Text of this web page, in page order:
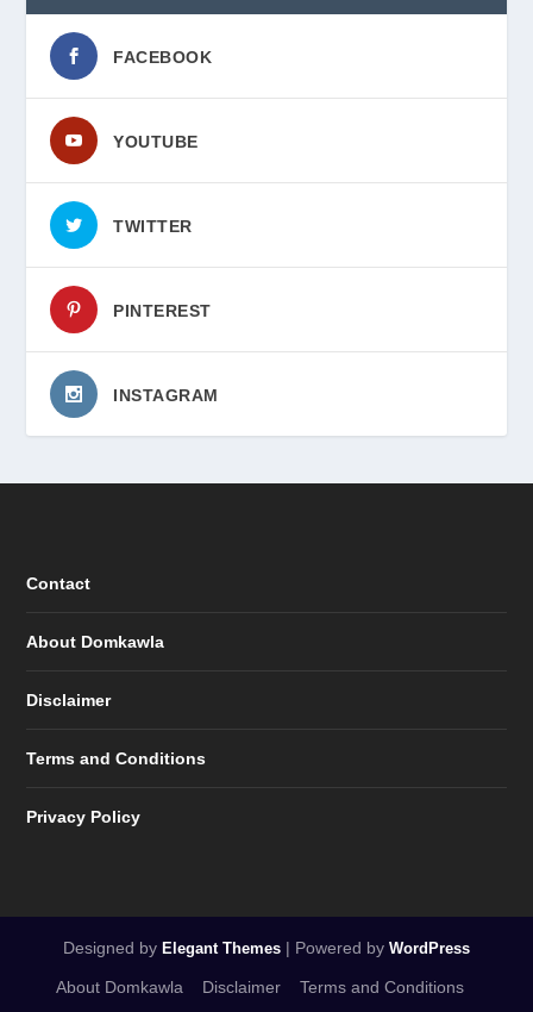
FACEBOOK
YOUTUBE
TWITTER
PINTEREST
INSTAGRAM
Contact
About Domkawla
Disclaimer
Terms and Conditions
Privacy Policy
Designed by Elegant Themes | Powered by WordPress
About Domkawla Disclaimer Terms and Conditions